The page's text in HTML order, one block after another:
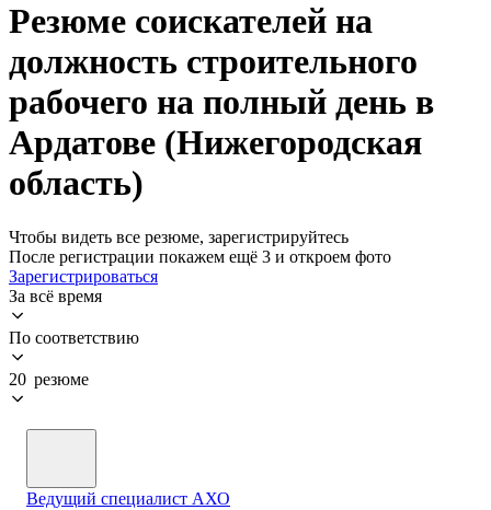
Резюме соискателей на
должность строительного
рабочего на полный день в
Ардатове (Нижегородская
область)
Чтобы видеть все резюме, зарегистрируйтесь
После регистрации покажем ещё 3 и откроем фото
Зарегистрироваться
За всё время
По соответствию
20 резюме
Ведущий специалист АХО